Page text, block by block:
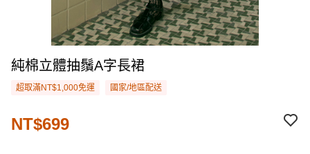
純棉立體抽鬚A字長裙
超取滿NT$1,000免運 國家/地區配送
NT$699